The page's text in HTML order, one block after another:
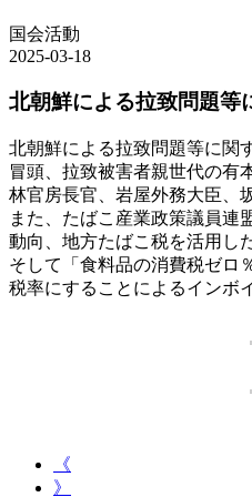
国会活動
2025-03-18
北朝鮮による拉致問題等
北朝鮮による拉致問題等に関
冒頭、拉致被害者親世代の有
林官房長官、岩屋外務大臣、
また、たばこ産業政策議員連
動向、地方たばこ税を活用し
そして「食料品の消費税ゼロ
税率にすることによるインボ
《
》